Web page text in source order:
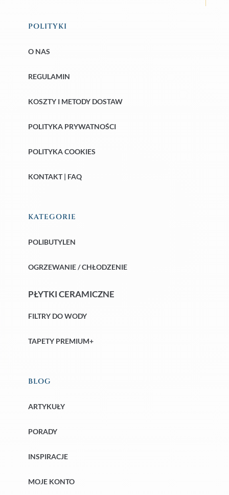
POLITYKI
O NAS
REGULAMIN
KOSZTY I METODY DOSTAW
POLITYKA PRYWATNOŚCI
POLITYKA COOKIES
KONTAKT | FAQ
KATEGORIE
POLIBUTYLEN
OGRZEWANIE / CHŁODZENIE
PŁYTKI CERAMICZNE
FILTRY DO WODY
TAPETY PREMIUM+
BLOG
ARTYKUŁY
PORADY
INSPIRACJE
MOJE KONTO